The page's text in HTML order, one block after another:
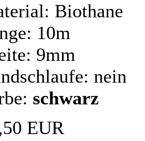
Biothane
10m
9mm
nein
schwarz
EUR